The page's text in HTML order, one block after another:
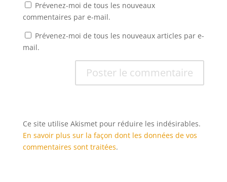
Prévenez-moi de tous les nouveaux
commentaires par e-mail.
Prévenez-moi de tous les nouveaux articles par e-
mail.
Ce site utilise Akismet pour réduire les indésirables.
En savoir plus sur la façon dont les données de vos
commentaires sont traitées.